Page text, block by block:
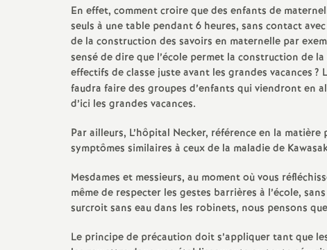
En effet, comment croire que des enfants de
seuls à une table pendant 6 heures, sans contact
de la construction des savoirs en maternelle par
sensé de dire que l’école permet la construction de
effectifs de classe juste avant les grandes vacances?
faudra faire des groupes d’enfants qui viendront en
d’ici les grandes vacances.
Par ailleurs, L’hôpital Necker, référence en la
symptômes similaires à ceux de la maladie de
Mesdames et messieurs, au moment où vous
même de respecter les gestes barrières à l’école,
surcroit sans eau dans les robinets, nous pensons
Le principe de précaution doit s’appliquer tant que